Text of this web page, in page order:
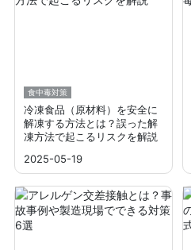
食中毒対策
冷凍食品（原材料）を安全に
解凍する方法とは？誤った解
凍方法で起こるリスクを解説
2025-05-19